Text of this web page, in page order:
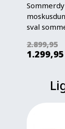
sval
Sleep
2.899,95
1.299,95